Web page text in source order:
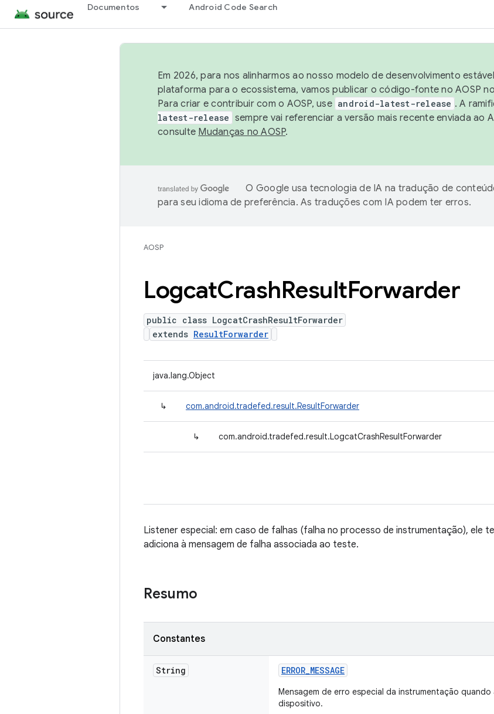
Documentos Android Code Search
Em 2026, para nos alinharmos ao nosso modelo de desenvolvimento
plataforma para o ecossistema, vamos publicar o código-fonte no AOSP
Para criar e contribuir com o AOSP, use android-latest-release . A
latest-release sempre vai referenciar a versão mais recente enviada ao
consulte Mudanças no AOSP.
O Google usa tecnologia de IA na tradução de
para seu idioma de preferência. As traduções com IA podem ter erros.
AOSP
LogcatCrashResultForwarder
public class LogcatCrashResultForwarder
extends ResultForwarder
java.lang.Object
↳ com.android.tradefed.result.ResultForwarder
↳ com.android.tradefed.result.LogcatCrashResultForwarder
Listener especial: em caso de falhas (falha no processo de instrumentação), ele
adiciona à mensagem de falha associada ao teste.
Resumo
Constantes
String ERROR_MESSAGE
Mensagem de erro especial da instrumentação
dispositivo.